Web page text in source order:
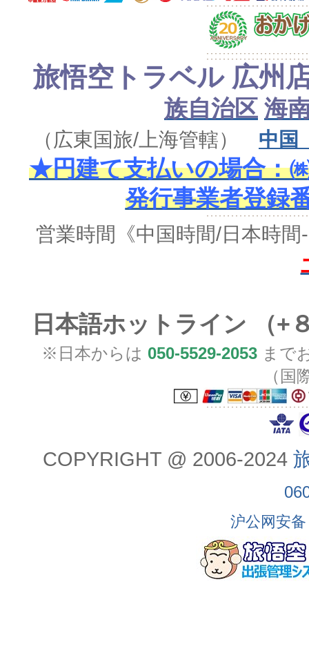
旅悟空トラベル 広州
族自治区 海
（広東国旅/上海管轄） 中国
★円建て支払いの場合：
発行事業者登録
営業時間 《中国時間/日本時
日本語ホットライン （+
※日本からは 050-5529-2053 まで
（国
COPYRIGHT @ 2006-2024
沪公网安